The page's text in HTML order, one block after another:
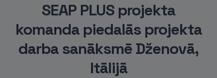
SEAP PLUS projekta
komanda piedalās projekta
darba sanāksmē Dženovā,
Itālijā